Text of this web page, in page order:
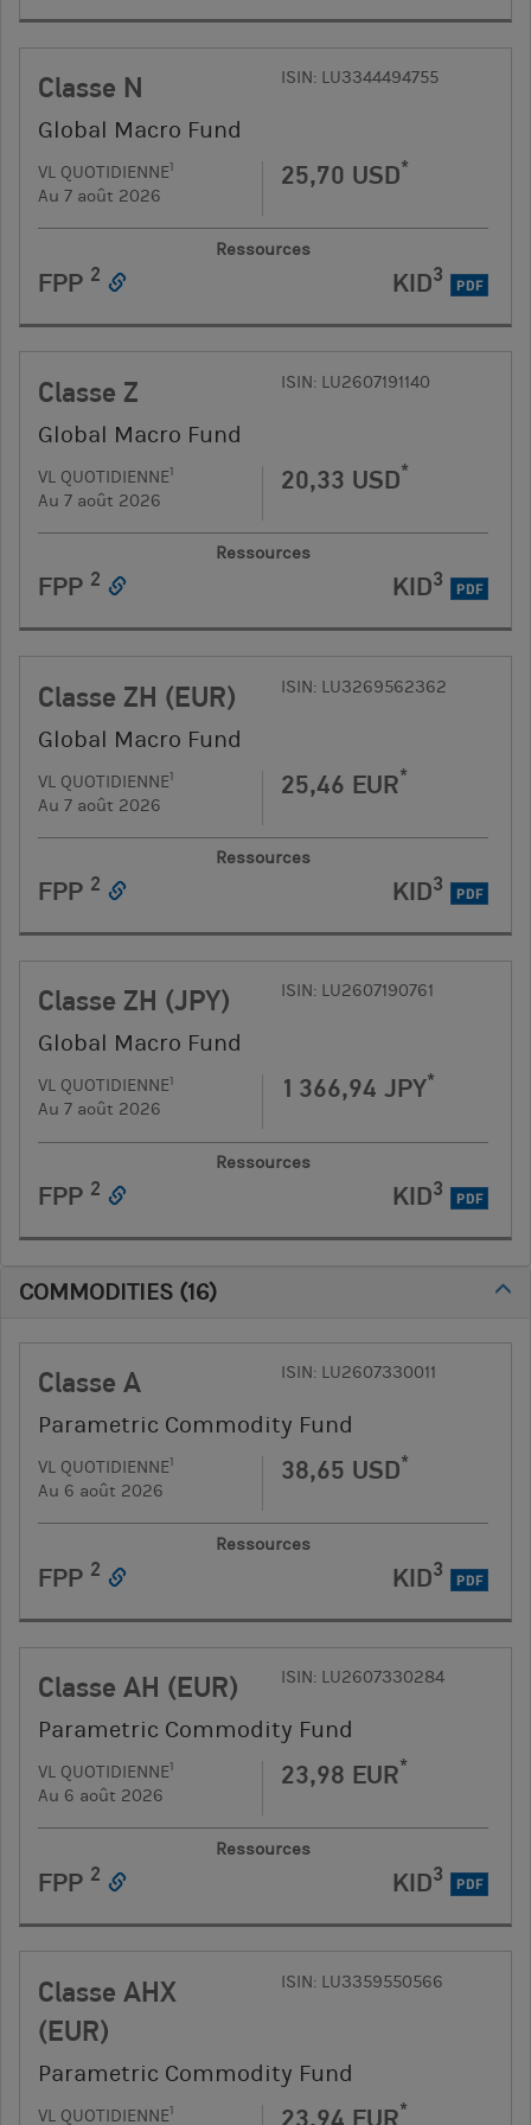
Classe N ISIN: LU3344494755
Global Macro Fund
VL QUOTIDIENNE1
Au 7 août 2026
25,70 USD*
Ressources
FPP 2 KID3 PDF
Classe Z ISIN: LU2607191140
Global Macro Fund
VL QUOTIDIENNE1
Au 7 août 2026
20,33 USD*
Ressources
FPP 2 KID3 PDF
Classe ZH (EUR) ISIN: LU3269562362
Global Macro Fund
VL QUOTIDIENNE1
Au 7 août 2026
25,46 EUR*
Ressources
FPP 2 KID3 PDF
Classe ZH (JPY) ISIN: LU2607190761
Global Macro Fund
VL QUOTIDIENNE1
Au 7 août 2026
1 366,94 JPY*
Ressources
FPP 2 KID3 PDF
COMMODITIES (16)
Classe A ISIN: LU2607330011
Parametric Commodity Fund
VL QUOTIDIENNE1
Au 6 août 2026
38,65 USD*
Ressources
FPP 2 KID3 PDF
Classe AH (EUR) ISIN: LU2607330284
Parametric Commodity Fund
VL QUOTIDIENNE1
Au 6 août 2026
23,98 EUR*
Ressources
FPP 2 KID3 PDF
Classe AHX
(EUR)
ISIN: LU3359550566
Parametric Commodity Fund
VL QUOTIDIENNE1 23,94 EUR*